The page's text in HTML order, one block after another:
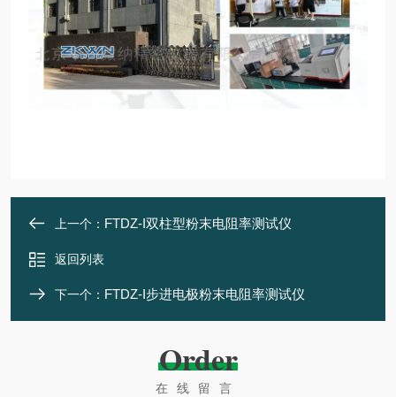
上一个： FTDZ-I双柱型粉末电阻率测试仪
返回列表
下一个： FTDZ-I步进电极粉末电阻率测试仪
Order
在线留言